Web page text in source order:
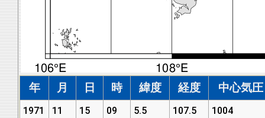
年 月 日 時 緯度 経度 中心気
1971 11 15 09 5.5 107.5
1004